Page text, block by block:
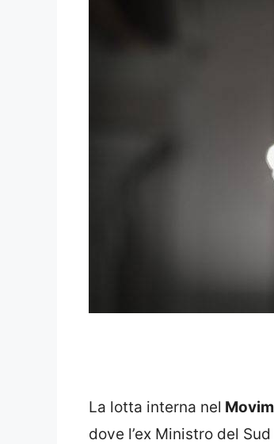
La lotta interna nel
dove l’ex Ministro del Sud